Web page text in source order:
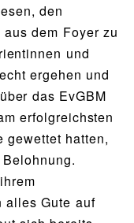
den
dem Foyer zu
und
ergehen und
das EvGBM
erfolgreichsten
gewettet hatten,
alles Gute auf